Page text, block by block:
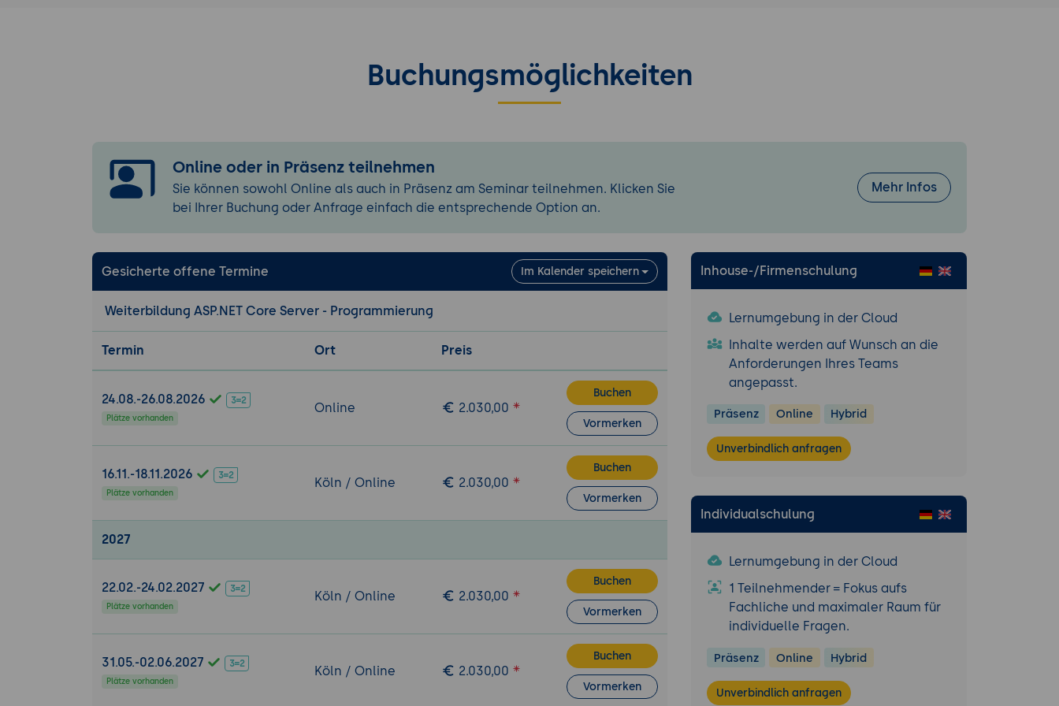
View Komponenten
ViewComponent vs. PartialViews
Caching und Performance-Optimierung
In-Memory Caching
Response Caching
Dateisystem, FTP, MSDeploy
Internet Information Services (IIS)
Kestrel
Self-Hosting
Azure
Tag 3: „Data“ - Datenzugriff und Datenverarbeitung (CRUD) mit Entity Framework
EF 6 vs. EF Core
Mapping und Data Annotation
Paging mit Skip und Take
Aggregatfunktionen
Service - Controller
Buchungsmöglichkeiten
Online oder in Präsenz teilnehmen
Sie können sowohl Online als auch in Präsenz am Seminar teilnehmen. Klicken Sie
bei Ihrer Buchung oder Anfrage einfach die entsprechende Option an.
Mehr Infos
Gesicherte offene Termine Im Kalender speichern
Weiterbildung ASP.NET Core Server - Programmierung
Termin Ort Preis
24.08.-26.08.2026
Plätze vorhanden
Online 2.030,00
Buchen
Vormerken
16.11.-18.11.2026
Plätze vorhanden
Köln / Online 2.030,00
Buchen
Vormerken
2027
22.02.-24.02.2027
Plätze vorhanden
Köln / Online 2.030,00
Buchen
Vormerken
31.05.-02.06.2027
Plätze vorhanden
Köln / Online 2.030,00
Buchen
Vormerken
Inhouse-/Firmenschulung
Lernumgebung in der Cloud
Inhalte werden auf Wunsch an die
Anforderungen Ihres Teams
angepasst.
Präsenz Online Hybrid
Unverbindlich anfragen
Individualschulung
Lernumgebung in der Cloud
1 Teilnehmender = Fokus aufs
Fachliche und maximaler Raum für
individuelle Fragen.
Präsenz Online Hybrid
Unverbindlich anfragen